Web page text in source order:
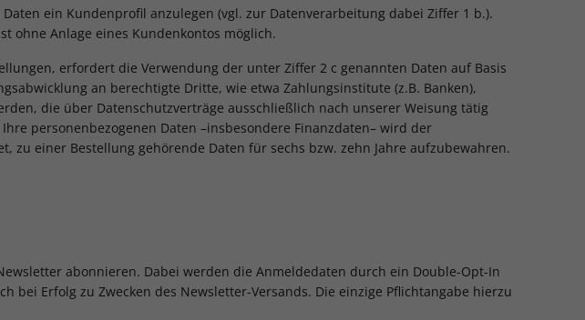
ein Kundenprofil anzulegen (vgl. zur Datenverarbeitung dabei Ziffer 1 b.).
ohne Anlage eines Kundenkontos möglich.
erfordert die Verwendung der unter Ziffer 2 c genannten Daten auf Basis
an berechtigte Dritte, wie etwa Zahlungsinstitute (z.B. Banken),
die über Datenschutzverträge ausschließlich nach unserer Weisung tätig
personenbezogenen Daten –insbesondere Finanzdaten– wird der
zu einer Bestellung gehörende Daten für sechs bzw. zehn Jahre aufzubewahren.
abonnieren. Dabei werden die Anmeldedaten durch ein Double-Opt-In
Erfolg zu Zwecken des Newsletter-Versands. Die einzige Pflichtangabe hierzu